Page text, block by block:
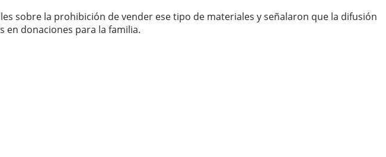
sobre la prohibición de vender ese tipo de materiales y señalaron que la difusión
en donaciones para la familia.